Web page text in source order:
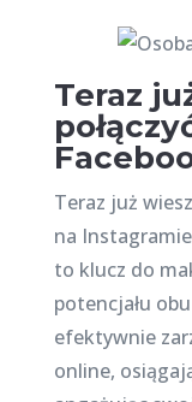
Teraz
Teraz już
na
to klucz do
potencjału
efektywnie
online,